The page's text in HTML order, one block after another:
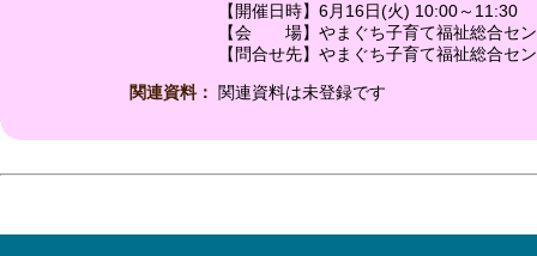
【開催日時】6月16日(火) 10:00～11:30
【会 場】やまぐち子育て福祉総合セ
【問合せ先】やまぐち子育て福祉総合
関連資料： 関連資料は未登録です